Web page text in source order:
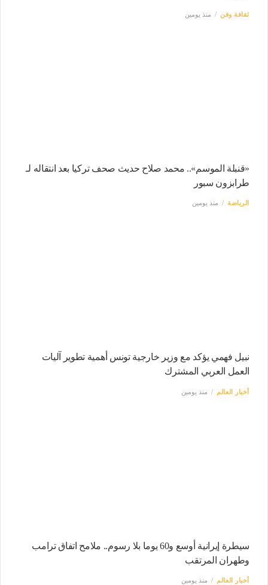
ثقافة وفن منذ يومين
«قنبلة الموسم».. محمد صلاح حديث صحف تركيا بعد انتقاله لـ
طرابزون سبور
الرياضة منذ يومين
نبيل فهمي يؤكد مع وزير خارجية تونس أهمية تطوير آليات
العمل العربي المشترك
أخبار العالم منذ يومين
سيطرة إيرانية أوسع و60 يوما بلا رسوم.. ملامح اتفاق ترامب
وطهران المرتقب
أخبار العالم منذ يومين